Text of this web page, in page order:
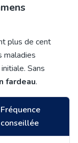
plus de cent
maladies
Sans
fardeau.
Fréquence
conseillée